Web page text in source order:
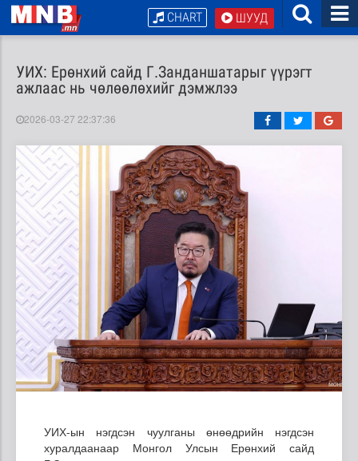
ШУУД
CHART
УИХ: Ерөнхий сайд Г.Занданшатарыг үүрэгт
ажлаас нь чөлөөлөхийг дэмжлээ
2026-03-27 22:37:36
УИХ-ын нэгдсэн чуулганы өнөөдрийн нэгдсэн
хуралдаанаар Монгол Улсын Ерөнхий сайд